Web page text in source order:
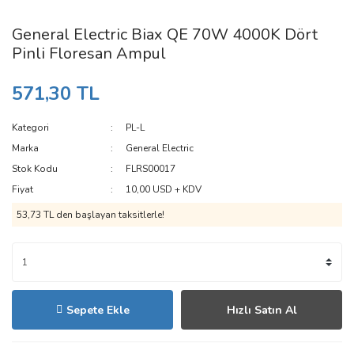
General Electric Biax QE 70W 4000K Dört
Pinli Floresan Ampul
571,30 TL
Kategori
PL-L
Marka
General Electric
Stok Kodu
FLRS00017
Fiyat
10,00 USD + KDV
53,73 TL den başlayan taksitlerle!
Sepete Ekle Hızlı Satın Al